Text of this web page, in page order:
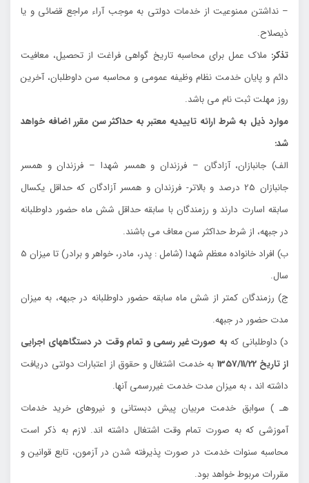
– نداشتن ممنوعيت از خدمات دولتي به موجب آراء مراجع قضائي و يا
ذيصلاح.
تذكر: ملاك عمل براي محاسبه تاريخ گواهي فراغت از تحصيل، معافيت
دائم و پايان خدمت نظام وظيفه عمومي و محاسبه سن داوطلبان، آخرين
روز مهلت ثبت نام مي باشد.
موارد ذيل به شرط ارائه تاييديه معتبر به حداكثر سن مقرر اضافه خواهد
شد:
الف) جانبازان، آزادگان – فرزندان و همسر شهدا – فرزندان و همسر
جانبازان 25 درصد و بالاتر- فرزندان و همسر آزادگان كه حداقل يكسال
سابقه اسارت دارند و رزمندگان با سابقه حداقل شش ماه حضور داوطلبانه
در جبهه، از شرط حداكثر سن معاف مي باشند.
ب) افراد خانواده معظم شهدا (شامل : پدر، مادر، خواهر و برادر) تا ميزان 5
سال.
ج) رزمندگان كمتر از شش ماه سابقه حضور داوطلبانه در جبهه، به ميزان
مدت حضور در جبهه.
د) داوطلباني كه به صورت غير رسمي و تمام وقت در دستگاههاي اجرايي
از تاريخ 1357/11/22
به خدمت اشتغال و حقوق از اعتبارات دولتي دريافت
داشته اند ، به ميزان مدت خدمت غيررسمي آنها.
هـ ) سوابق خدمت مربيان پيش دبستاني و نيروهاي خريد خدمات
آموزشي كه به صورت تمام وقت اشتغال داشته اند. لازم به ذكر است
محاسبه سنوات خدمت در صورت پذيرفته شدن در آزمون، تابع قوانين و
مقررات مربوط خواهد بود.